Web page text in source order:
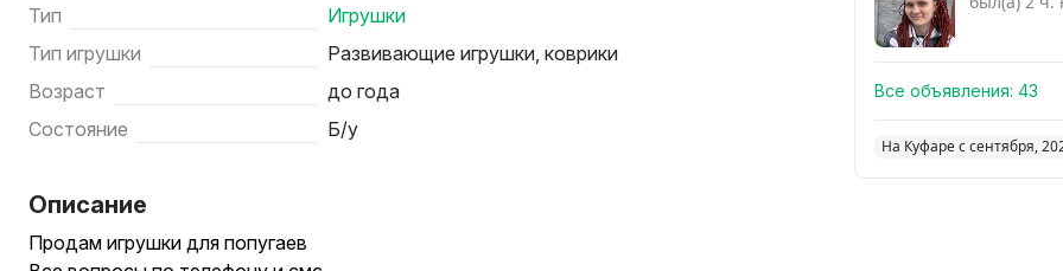
Тип
Игрушки
Тип игрушки
Развивающие игрушки, коврики
Возраст
до года
Состояние
Б/у
Описание
Продам игрушки для попугаев
Все объявления: 43
На Куфаре с сентября,